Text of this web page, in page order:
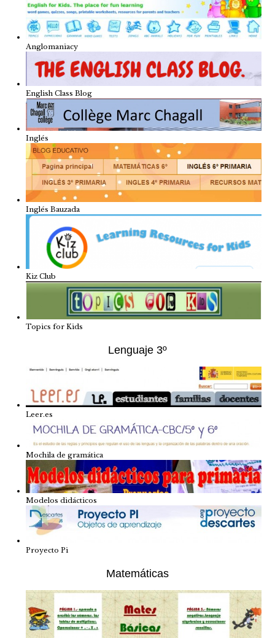
Anglomaniacy
English Class Blog
Inglés
Inglés Bauzada
Kiz Club
Topics for Kids
Lenguaje 3º
Leer.es
Mochila de gramática
Modelos didácticos
Proyecto Pi
Matemáticas